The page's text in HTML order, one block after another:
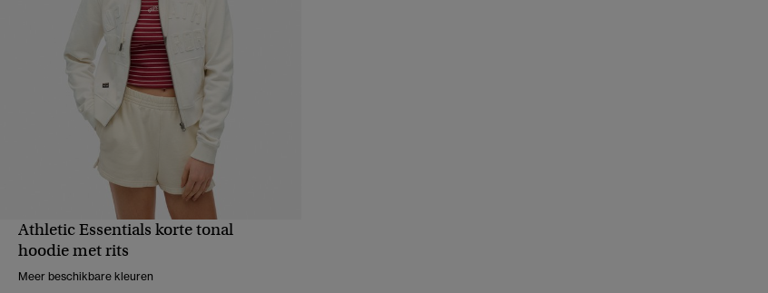
SNELLE WEERGAVE
Athletic Essentials korte tonal
hoodie met rits
Meer beschikbare kleuren